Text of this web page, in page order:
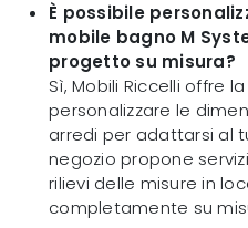
È possibile
mobile bagno M
progetto su misura?
Sì, Mobili Riccelli offre
personalizzare le
arredi per adattarsi al
negozio propone
rilievi delle misure in
completamente su